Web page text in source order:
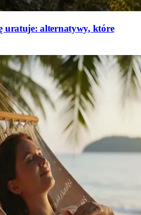
uratuje: alternatywy, które